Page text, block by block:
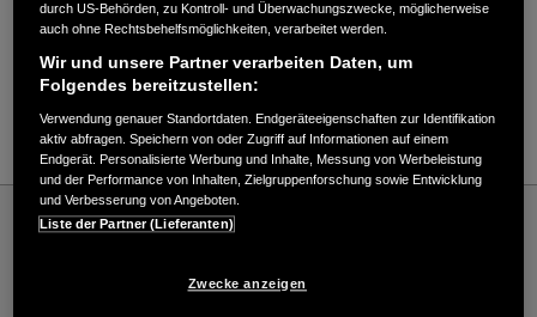
Verkauf / Kundendienst
04221/60222
E-Mail
Honda
Schneefräsen
Heinecke Gartentechnik - Schneefräsen – Honda - HONDA Deutschland Offizielle
durch US-Behörden, zu Kontroll- und Überwachungszwecke, möglicherweise
auch ohne Rechtsbehelfsmöglichkeiten, verarbeitet werden.
Wir und unsere Partner verarbeiten Daten, um
Folgendes bereitzustellen:
Verwendung genauer Standortdaten. Endgeräteeigenschaften zur Identifikation
aktiv abfragen. Speichern von oder Zugriff auf Informationen auf einem
Endgerät. Personalisierte Werbung und Inhalte, Messung von Werbeleistung
und der Performance von Inhalten, Zielgruppenforschung sowie Entwicklung
und Verbesserung von Angeboten.
Liste der Partner (Lieferanten)
Zwecke anzeigen